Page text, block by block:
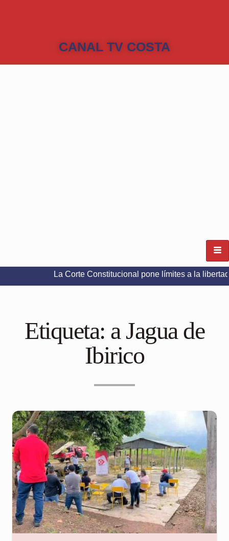
CANAL TV COSTA
La Corte Constitucional pone límites a la libertad de
Etiqueta: a Jagua de
Ibirico